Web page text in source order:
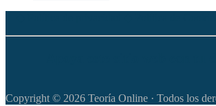
Copyright © 2026 Teoría Online · Todos los